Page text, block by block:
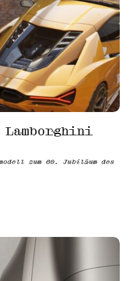
zum 60. Jubiläum des